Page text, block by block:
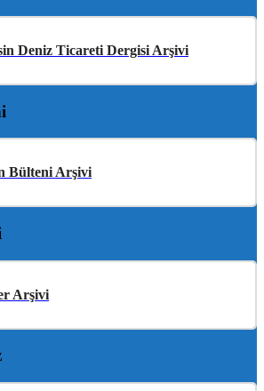
Deniz Ticareti Dergisi Arşivi
Bülteni Arşivi
Arşivi